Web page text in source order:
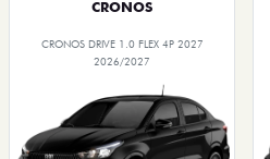
CRONOS
CRONOS DRIVE 1.0 FLEX 4P 2027
2026/2027